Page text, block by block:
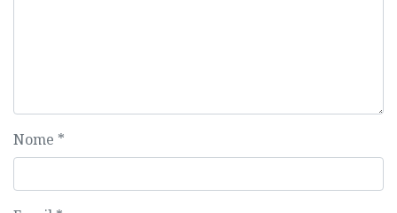
Nome *